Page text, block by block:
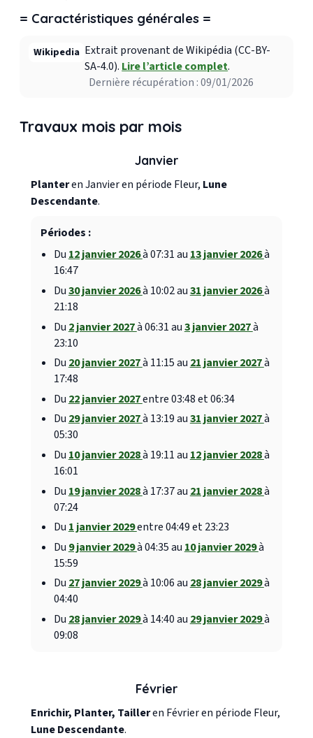
= Caractéristiques générales =
Wikipedia Extrait provenant de Wikipédia (CC-BY-
SA-4.0). Lire l’article complet.
Dernière récupération : 09/01/2026
Travaux mois par mois
Janvier
Planteren Janvier en période Fleur, Lune
Descendante.
Périodes :
Du12 janvier 2026à 07:31 au13 janvier 2026à
16:47
Du30 janvier 2026à 10:02 au31 janvier 2026à
21:18
Du 2 janvier 2027à 06:31 au3 janvier 2027à
23:10
Du 20 janvier 2027à 11:15 au 21 janvier 2027à
17:48
Du 22 janvier 2027entre 03:48 et 06:34
Du29 janvier 2027à 13:19 au31 janvier 2027à
05:30
Du 10 janvier 2028à 19:11 au 12 janvier 2028à
16:01
Du 19 janvier 2028à 17:37 au 21 janvier 2028à
07:24
Du 1 janvier 2029entre 04:49 et 23:23
Du 9 janvier 2029à 04:35 au 10 janvier 2029à
15:59
Du 27 janvier 2029à 10:06 au 28 janvier 2029à
04:40
Du 28 janvier 2029à 14:40 au 29 janvier 2029à
09:08
Février
Enrichir, Planter, Tailleren Février en période Fleur,
Lune Descendante.